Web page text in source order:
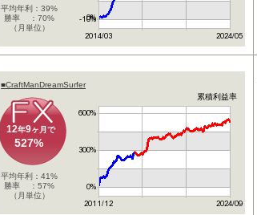
平均年利：39%
勝率 ：70%
（月単位）
■CraftManDreamSurfer
累積利益率
12年9ヶ月で
527%
平均年利：41%
勝率 ：57%
（月単位）